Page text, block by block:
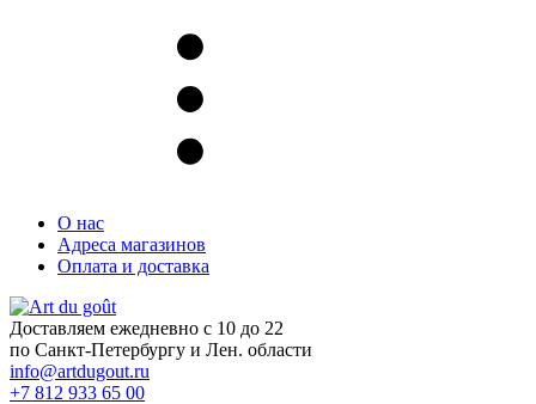
О нас
Адреса магазинов
Оплата и доставка
Доставляем ежедневно с 10 до 22
по Санкт-Петербургу и Лен. области
info@artdugout.ru
+7 812 933 65 00